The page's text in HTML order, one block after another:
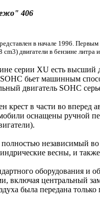
406
в начале 1996.
двигатели в бензине литра
серии XU есть высший
SOHC бьет машинным
двигатель SOHC
крест в части во вперед
оснащены ручной
полностью независимый
весны, и
оборудования и
включая центральный
была передана